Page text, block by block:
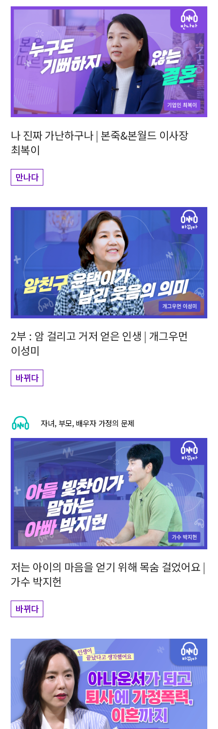
나 진짜 가난하구나 | 본죽&본월드 이사장
최복이
만나다
2부 : 암 걸리고 거저 얻은 인생 | 개그우먼
이성미
바뀌다
자녀, 부모, 배우자 가정의 문제
저는 아이의 마음을 얻기 위해 목숨 걸었어요 |
가수 박지헌
바뀌다